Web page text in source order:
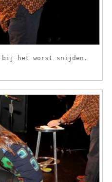
bij het worst snijden.